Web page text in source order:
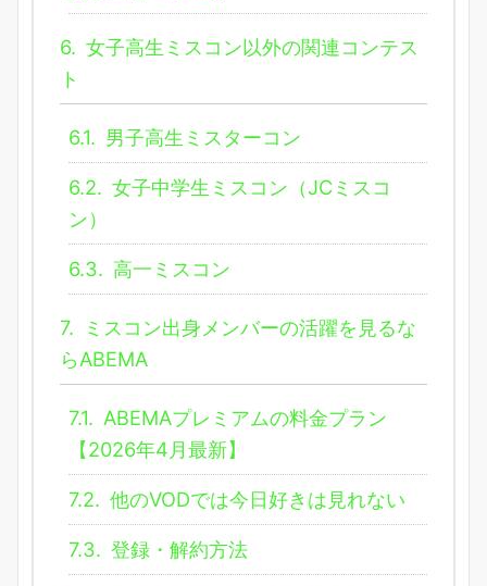
6. 女子高生ミスコン以外の関連コンテス
ト
6.1. 男子高生ミスターコン
6.2. 女子中学生ミスコン（JCミスコ
ン）
6.3. 高一ミスコン
7.
ミスコン出身メンバーの活躍を見るな
らABEMA
7.1. ABEMAプレミアムの料金プラン
【2026年4月最新】
7.2. 他のVODでは今日好きは見れない
7.3. 登録・解約方法